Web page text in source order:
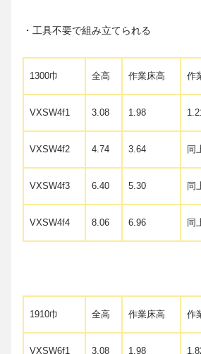
・工具不要で組み立てられる
1300巾 全高 作業床高 作
VXSW4f1 3.08 1.98
VXSW4f2 4.74 3.64 同
VXSW4f3 6.40 5.30 同
VXSW4f4 8.06 6.96 同
1910巾 全高 作業床高 作
VXSW6f1 3.08 1.98